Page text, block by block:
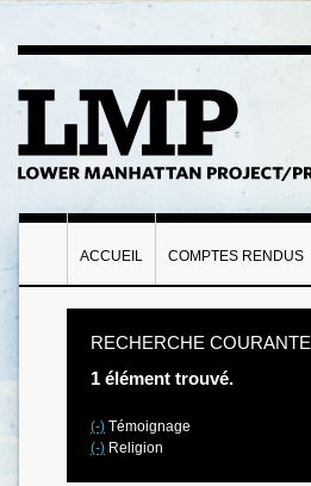
ACCUEIL COMPTES RENDUS
RECHERCHE COURANTE
1 élément trouvé.
(-) Témoignage
(-) Religion